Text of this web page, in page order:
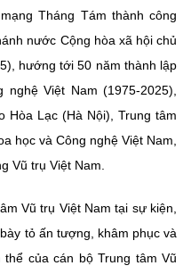
VBQPPL
lượng
Tháng Tám thành công
nước Cộng hòa xã hội chủ
hướng tới 50 năm thành lập
Việt Nam (1975-2025),
Hòa Lạc (Hà Nội), Trung tâm
học và Công nghệ Việt Nam,
Vũ trụ Việt Nam.
Vũ trụ Việt Nam tại sự kiện,
tỏ ấn tượng, khâm phục và
của cán bộ Trung tâm Vũ